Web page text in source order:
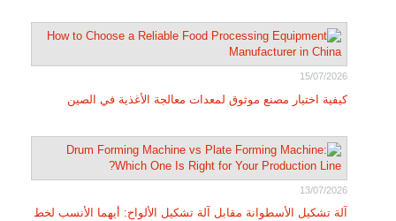
15/07/2026
كيفية اختيار مصنع موثوق لمعدات معالجة الأغذية في الصين
13/07/2026
آلة تشكيل الأسطوانة مقابل آلة تشكيل الألواح: أيهما الأنسب لخط